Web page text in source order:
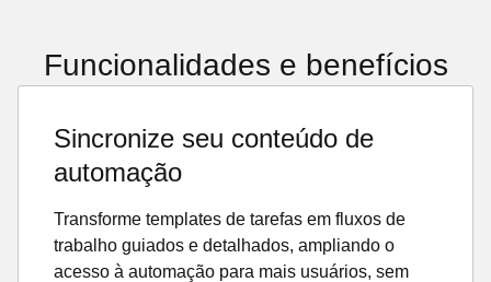
Funcionalidades e benefícios
Sincronize seu conteúdo de
automação
Transforme templates de tarefas em fluxos de
trabalho guiados e detalhados, ampliando o
acesso à automação para mais usuários, sem